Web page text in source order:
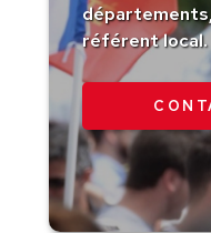
référent local.